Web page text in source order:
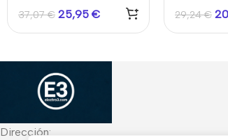
Fail Secure.NC. Placa de
montaje larga.
37,07€ 25,95 €
NC. Placa
29,24€
Dirección: